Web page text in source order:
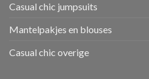
Casual chic jumpsuits
Mantelpakjes en blouses
Casual chic overige